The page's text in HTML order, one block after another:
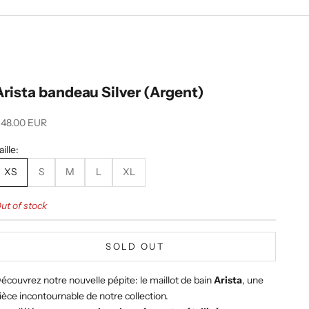
bandeau Silver (Argent)
priceEUR
XS
S M L XL
of stock
SOLD OUT
notre nouvelle pépite: le maillot de bainArista, une
incontournable de notre collection.